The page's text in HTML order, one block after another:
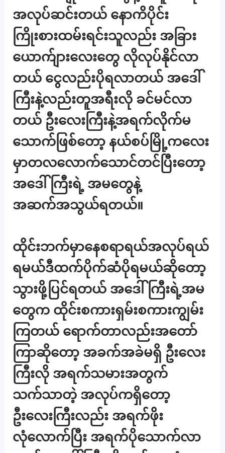
အလုပ်ဆင်းတယ် နောကိပိုင်း
ကြိုးစားထမ်းရင်းသူလည်း အခြား
ယောက်ျားလေးတွေ လိုလုပ်နိုင်လာ
တယ် ငွေလည်းပိုရလာတယ် အဒေါ်
ကြီးနဲ့လည်းတူအရီးလို ခင်မင်လာ
တယ် ဦးလေးကြီးနဲ့အရက်လိုက်မ
သောက်ဖြစ်တော့ နယ်စပ်မြို့ကလေး
မှာတလလောက်သောင်တင်ပြီးတော့
အဒေါ်ကြီးရဲ့ အမတွေနဲ့
အဆက်အသွယ်ရတယ်။
ထိုင်းဘက်မှာနေစရာရယ်အလုပ်ရယ်
ရမယ်ဒီထက်ပိုက်ဆံပိုရမယ်ဆိုတော့
သွားဖို့ပြင်ရတယ် အဒေါ်ကြီးရဲ့အမ
တွေက ထိုင်းစကားရှမ်းစကားကျွမ်း
ကြတယ် ရောက်တာလည်းအတော်
ကြာဆိုတော့ အခက်အခဲမရှိ ဦးလေး
ကြီးလို အရက်သမားအတွက်
သက်သာတဲ့ အလုပ်ကရှိတော့
ဦးလေးကြီးလည်း အရက်ဖိုး
လုံလောက်ပြီး အရက်ပိုသောက်လာ